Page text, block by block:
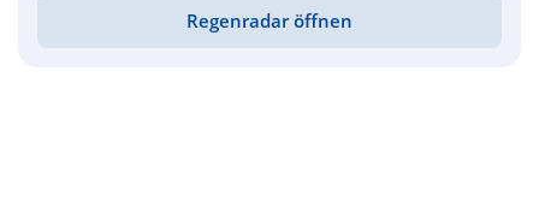
Regenradar öffnen